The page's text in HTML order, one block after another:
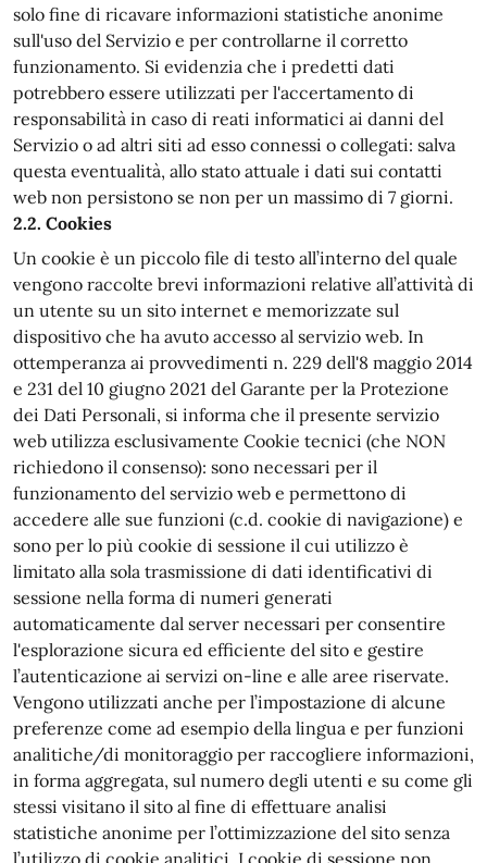
solo fine di ricavare informazioni statistiche anonime
sull'uso del Servizio e per controllarne il corretto
funzionamento. Si evidenzia che i predetti dati
potrebbero essere utilizzati per l'accertamento di
responsabilità in caso di reati informatici ai danni del
Servizio o ad altri siti ad esso connessi o collegati: salva
questa eventualità, allo stato attuale i dati sui contatti
web non persistono se non per un massimo di 7 giorni.
2.2. Cookies
Un cookie è un piccolo file di testo all’interno del quale
vengono raccolte brevi informazioni relative all’attività di
un utente su un sito internet e memorizzate sul
dispositivo che ha avuto accesso al servizio web. In
ottemperanza ai provvedimenti n. 229 dell'8 maggio 2014
e 231 del 10 giugno 2021 del Garante per la Protezione
dei Dati Personali, si informa che il presente servizio
web utilizza esclusivamente Cookie tecnici (che NON
richiedono il consenso): sono necessari per il
funzionamento del servizio web e permettono di
accedere alle sue funzioni (c.d. cookie di navigazione) e
sono per lo più cookie di sessione il cui utilizzo è
limitato alla sola trasmissione di dati identificativi di
sessione nella forma di numeri generati
automaticamente dal server necessari per consentire
l'esplorazione sicura ed efficiente del sito e gestire
l’autenticazione ai servizi on-line e alle aree riservate.
Vengono utilizzati anche per l’impostazione di alcune
preferenze come ad esempio della lingua e per funzioni
analitiche/di monitoraggio per raccogliere informazioni,
in forma aggregata, sul numero degli utenti e su come gli
stessi visitano il sito al fine di effettuare analisi
statistiche anonime per l’ottimizzazione del sito senza
l’utilizzo di cookie analitici. I cookie di sessione non